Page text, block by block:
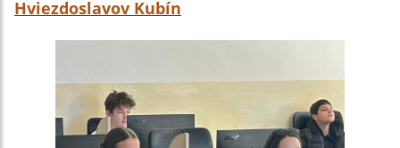
Hviezdoslavov Kubín